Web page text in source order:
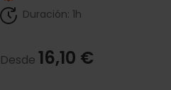
Duración: 1h
Desde 16,10 €